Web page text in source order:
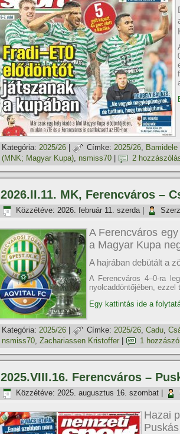
Kategória: 2025/26 Címke: 2025/26, Bamidele
(MNK; Magyar Kupa), nsmiss70 2
2026.II.11. MK, Ferencváros –
Közzétéve: 2026. február 11. szerda|
A Ferencváros
a Magyar Kupa
A hajrában debütált a
A Ferencváros 4–0-ra
nyolcaddöntőjében, ezzel
Egy kattintás ide a
Kategória: 2025/26 Címke: 2025/26, Cadu,
nsmiss70, Zachariassen Kristoffer 1
2025.VIII.16. Ferencváros –
Közzétéve: 2025. augusztus 16. szombat
Hazai